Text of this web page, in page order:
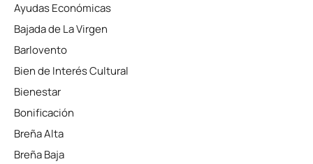
Ayudas Económicas
Bajada de La Virgen
Barlovento
Bien de Interés Cultural
Bienestar
Bonificación
Breña Alta
Breña Baja